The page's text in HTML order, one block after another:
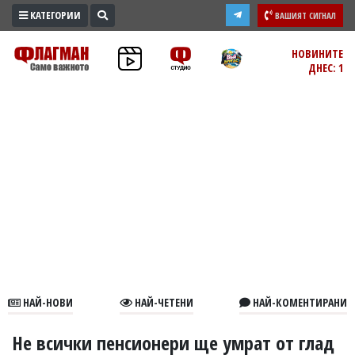
ПРОМО
ЗОНА
В
КАТЕГОРИИ ВАШИЯТ СИГНАЛ
НОВИНИТЕ
ДНЕС: 1
НАЙ-НОВИ НАЙ-ЧЕТЕНИ НАЙ-КОМЕНТИРАНИ
Не всички пенсионери ще умрат от глад